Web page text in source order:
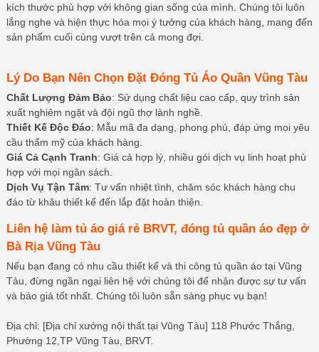
kích thước phù hợp với không gian sống của mình. Chúng tôi luôn
lắng nghe và hiện thực hóa mọi ý tưởng của khách hàng, mang đến
sản phẩm cuối cùng vượt trên cả mong đợi.
Lý Do Bạn Nên Chọn Đặt Đóng Tủ Áo Quần Vũng Tàu
Chất Lượng Đảm Bảo: Sử dụng chất liệu cao cấp, quy trình sản
xuất nghiêm ngặt và đội ngũ thợ lành nghề.
Thiết Kế Độc Đáo: Mẫu mã đa dạng, phong phú, đáp ứng mọi yêu
cầu thẩm mỹ của khách hàng.
Giá Cả Cạnh Tranh: Giá cả hợp lý, nhiều gói dịch vụ linh hoạt phù
hợp với mọi ngân sách.
Dịch Vụ Tận Tâm: Tư vấn nhiệt tình, chăm sóc khách hàng chu
đáo từ khâu thiết kế đến lắp đặt hoàn thiện.
Liên hệ làm tủ áo giá rẻ BRVT, đóng tủ quần áo đẹp ở
Bà Rịa Vũng Tàu
Nếu bạn đang có nhu cầu thiết kế và thi công tủ quần áo tại Vũng
Tàu, đừng ngần ngại liên hệ với chúng tôi để nhận được sự tư vấn
và báo giá tốt nhất. Chúng tôi luôn sẵn sàng phục vụ bạn!
Địa chỉ: [Địa chỉ xưởng nội thất tại Vũng Tàu] 118 Phước Thắng,
Phường 12,TP Vũng Tàu, BRVT.